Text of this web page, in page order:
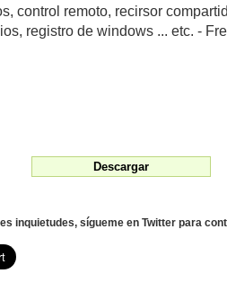
control remoto, recirsor
registro de windows ... etc. -
inquietudes, sígueme en Twitter para